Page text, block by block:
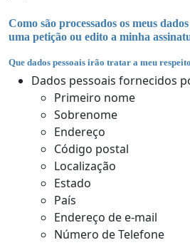
Como são processados os meus
uma petição ou edito a minha
Que dados pessoais irão tratar a meu
Dados pessoais fornecidos
Primeiro nome
Sobrenome
Endereço
Código postal
Localização
Estado
País
Endereço de e-mail
Número de Telefone